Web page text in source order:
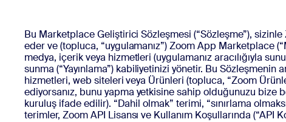
Uygulamalar ve Entegrasyonlar
Masaüstüne yükleyin
İndirme Merkezi
İletişime geçin
+1.888.799.9666/+1.888.303.1012
Bu Marketplace Geliştirici Sözleşmesi (“Sözleşme”), sizinle
eder ve (topluca, “uygulamanız”) Zoom App Marketplace
medya, içerik veya hizmetleri (uygulamanız aracılığıyla
sunma (“Yayınlama”) kabiliyetinizi yönetir. Bu
hizmetleri, web siteleri veya Ürünleri (topluca, “Zoom
ediyorsanız, bunu yapma yetkisine sahip olduğunuzu
kuruluş ifade edilir). “Dahil olmak” terimi, “sınırlama
terimler, Zoom API Lisansı ve Kullanım Koşullarında (“API